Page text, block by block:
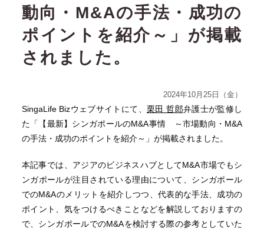
動向・M&Aの手法・成功の
ポイントを紹介～」が掲載
されました。
2024年10月25日（金）
SingaLife Bizウェブサイトにて、 栗田 哲郎弁護士が監修し
た「【最新】シンガポールのM&A事情 ～市場動向・M&A
の手法・成功のポイントを紹介～」が掲載されました。
本記事では、アジアのビジネスハブとしてM&A市場でもシ
ンガポールが注目されている理由について、シンガポール
でのM&Aのメリットを紹介しつつ、代表的な手法、成功の
ポイント、気をつけるべきことなどを解説しておりますの
で、シンガポールでのM&Aを検討する際の参考としていた